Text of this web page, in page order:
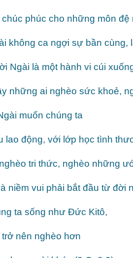
phúc cho những môn đệ
không ca ngợi sự bần cùng,
Ngài là một hành vi cúi
những ai nghèo sức khoẻ,
muốn chúng ta
lao động, với lớp học tình
tri thức, nghèo những
niềm vui phải bắt đầu từ đời
ta sống như Đức Kitô,
nên nghèo hơn